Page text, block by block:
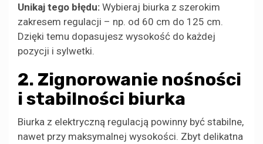
Unikaj tego błędu: Wybieraj biurka z szerokim
zakresem regulacji – np. od 60 cm do 125 cm.
Dzięki temu dopasujesz wysokość do każdej
pozycji i sylwetki.
2. Zignorowanie nośności
i stabilności biurka
Biurka z elektryczną regulacją powinny być stabilne,
nawet przy maksymalnej wysokości. Zbyt delikatna